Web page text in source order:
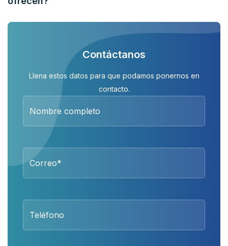
Contáctanos
Llena estos datos para que podamos ponernos en
contacto.